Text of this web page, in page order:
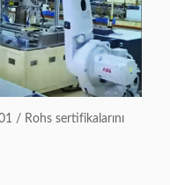
/ Rohs sertifikalarını